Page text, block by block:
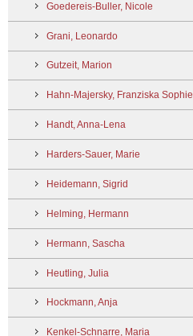
Goedereis-Buller, Nicole
Grani, Leonardo
Gutzeit, Marion
Hahn-Majersky, Franziska Sophie
Handt, Anna-Lena
Harders-Sauer, Marie
Heidemann, Sigrid
Helming, Hermann
Hermann, Sascha
Heutling, Julia
Hockmann, Anja
Kenkel-Schnarre, Maria